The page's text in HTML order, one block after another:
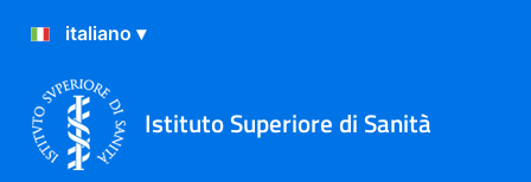
Istituto Superiore di Sanità